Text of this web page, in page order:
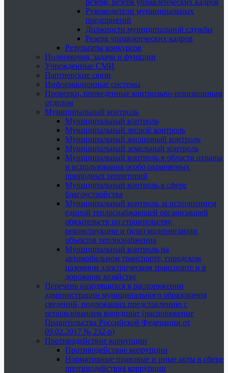
резерв, резерв управленческих кадров
Руководители муниципальных
предприятий
Должности муниципальной службы
Резерв управленческих кадров
Результаты конкурсов
Полномочия, задачи и функции
Учрежденные СМИ
Партнерские связи
Информационные системы
Проверки, проведенные контрольно-ревизионным
отделом
Муниципальный контроль
Муниципальный контроль
Муниципальный лесной контроль
Муниципальный жилищный контроль
Муниципальный земельный контроль
Муниципальный контроль в области охраны
и использования особо охраняемых
природных территорий
Муниципальный контроль в сфере
благоустройства
Муниципальный контроль за исполнением
единой теплоснабжающей организацией
обязательств по строительству,
реконструкции и (или) модернизации
объектов теплоснабжения
Муниципальный контроль на
автомобильном транспорте, городском
наземном электрическом транспорте и в
дорожном хозяйстве
Перечень находящихся в распоряжении
администрации муниципального образования
сведений, подлежащих представлению с
использованием координат (распоряжение
Правительства Российской Федерации от
09.02.2017 № 232-р)
Противодействие коррупции
Противодействие коррупции
Нормативные правовые и иные акты в сфере
противодействия коррупции